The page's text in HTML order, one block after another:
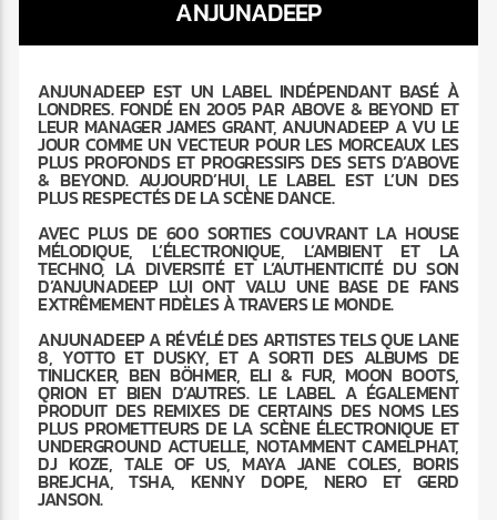
Radio Marrakech
ANJUNADEEP
ANJUNADEEP EST UN LABEL INDÉPENDANT BASÉ À
LONDRES. FONDÉ EN 2005 PAR ABOVE & BEYOND ET
LEUR MANAGER JAMES GRANT, ANJUNADEEP A VU LE
JOUR COMME UN VECTEUR POUR LES MORCEAUX LES
PLUS PROFONDS ET PROGRESSIFS DES SETS D’ABOVE
& BEYOND. AUJOURD’HUI, LE LABEL EST L’UN DES
PLUS RESPECTÉS DE LA SCÈNE DANCE.
AVEC PLUS DE 600 SORTIES COUVRANT LA HOUSE
MÉLODIQUE, L’ÉLECTRONIQUE, L’AMBIENT ET LA
TECHNO, LA DIVERSITÉ ET L’AUTHENTICITÉ DU SON
D’ANJUNADEEP LUI ONT VALU UNE BASE DE FANS
EXTRÊMEMENT FIDÈLES À TRAVERS LE MONDE.
ANJUNADEEP A RÉVÉLÉ DES ARTISTES TELS QUE LANE
8, YOTTO ET DUSKY, ET A SORTI DES ALBUMS DE
TINLICKER, BEN BÖHMER, ELI & FUR, MOON BOOTS,
QRION ET BIEN D’AUTRES. LE LABEL A ÉGALEMENT
PRODUIT DES REMIXES DE CERTAINS DES NOMS LES
PLUS PROMETTEURS DE LA SCÈNE ÉLECTRONIQUE ET
UNDERGROUND ACTUELLE, NOTAMMENT CAMELPHAT,
DJ KOZE, TALE OF US, MAYA JANE COLES, BORIS
BREJCHA, TSHA, KENNY DOPE, NERO ET GERD
JANSON.